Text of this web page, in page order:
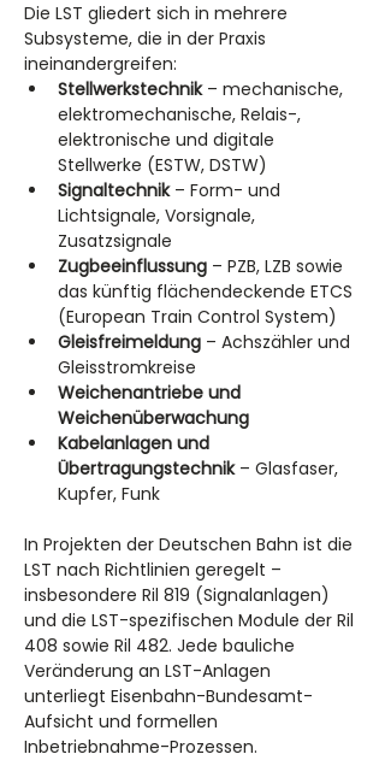
Die LST gliedert sich in mehrere
Subsysteme, die in der Praxis
ineinandergreifen:
Stellwerkstechnik – mechanische,
elektromechanische, Relais-,
elektronische und digitale
Stellwerke (ESTW, DSTW)
Signaltechnik – Form- und
Lichtsignale, Vorsignale,
Zusatzsignale
Zugbeeinflussung – PZB, LZB sowie
das künftig flächendeckende ETCS
(European Train Control System)
Gleisfreimeldung – Achszähler und
Gleisstromkreise
Weichenantriebe und
Weichenüberwachung
Kabelanlagen und
Übertragungstechnik – Glasfaser,
Kupfer, Funk
In Projekten der Deutschen Bahn ist die
LST nach Richtlinien geregelt –
insbesondere Ril 819 (Signalanlagen)
und die LST-spezifischen Module der Ril
408 sowie Ril 482. Jede bauliche
Veränderung an LST-Anlagen
unterliegt Eisenbahn-Bundesamt-
Aufsicht und formellen
Inbetriebnahme-Prozessen.